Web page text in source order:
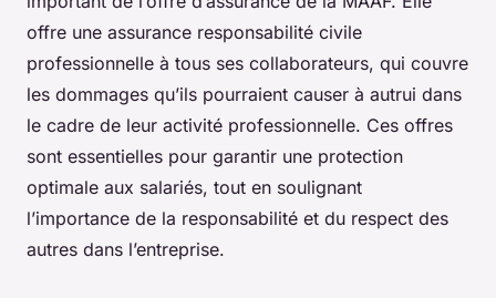
offre une assurance responsabilité civile
professionnelle à tous ses collaborateurs, qui couvre
les dommages qu’ils pourraient causer à autrui dans
le cadre de leur activité professionnelle. Ces offres
sont essentielles pour garantir une protection
optimale aux salariés, tout en soulignant
l’importance de la responsabilité et du respect des
autres dans l’entreprise.